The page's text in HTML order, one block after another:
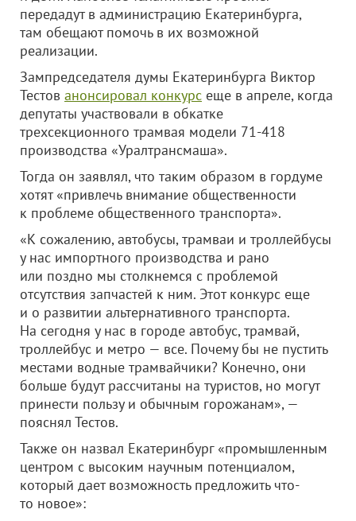
передадут в администрацию Екатеринбурга,
там обещают помочь в их возможной
реализации.
Зампредседателя думы Екатеринбурга Виктор
Тестов анонсировал конкурс еще в апреле, когда
депутаты участвовали в обкатке
трехсекционного трамвая модели 71-418
производства «Уралтрансмаша».
Тогда он заявлял, что таким образом в гордуме
хотят «привлечь внимание общественности
к проблеме общественного транспорта».
«К сожалению, автобусы, трамваи и троллейбусы
у нас импортного производства и рано
или поздно мы столкнемся с проблемой
отсутствия запчастей к ним. Этот конкурс еще
и о развитии альтернативного транспорта.
На сегодня у нас в городе автобус, трамвай,
троллейбус и метро — все. Почему бы не пустить
местами водные трамвайчики? Конечно, они
больше будут рассчитаны на туристов, но могут
принести пользу и обычным горожанам», —
пояснял Тестов.
Также он назвал Екатеринбург «промышленным
центром с высоким научным потенциалом,
который дает возможность предложить что-
то новое»: